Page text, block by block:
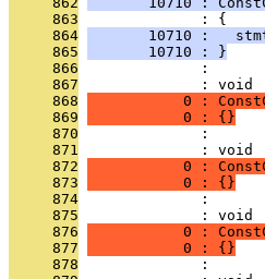
     863
              : {
     864
10710 :
     865
       10710 : }
     866
              :
     867
              : void
     868
0 :
     869
           0 : {}
     870
              :
     871
              : void
     872
0 :
     873
           0 : {}
     874
              :
     875
              : void
     876
0 :
     877
           0 : {}
     878
              :